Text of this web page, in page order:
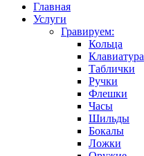
Главная
Услуги
Гравируем:
Кольца
Клавиатура
Таблички
Ручки
Флешки
Часы
Шильды
Бокалы
Ложки